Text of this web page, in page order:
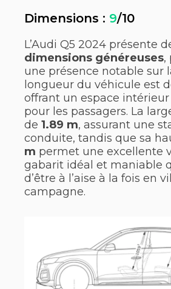
Dimensions : 9/10
L’Audi Q5 2024 présente
dimensions généreuses,
une présence notable sur
longueur du véhicule est
offrant un espace
pour les passagers. La
de 1.89 m, assurant une
conduite, tandis que sa
m permet une excellente
gabarit idéal et maniable
d’être à l’aise à la fois en
campagne.